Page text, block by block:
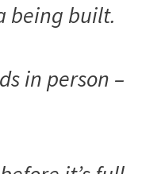
being built.
in person –